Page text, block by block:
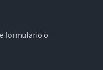
formularioo